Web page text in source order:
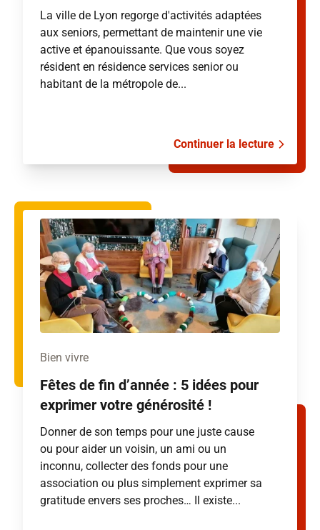
La ville de Lyon regorge d'activités adaptées
aux seniors, permettant de maintenir une vie
active et épanouissante. Que vous soyez
résident en résidence services senior ou
habitant de la métropole de...
Continuer la lecture
Bien vivre
Fêtes de fin d’année : 5 idées pour
exprimer votre générosité !
Donner de son temps pour une juste cause
ou pour aider un voisin, un ami ou un
inconnu, collecter des fonds pour une
association ou plus simplement exprimer sa
gratitude envers ses proches… Il existe...